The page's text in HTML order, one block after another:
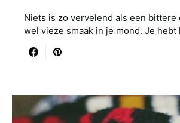
Niets is zo vervelend als een bittere
wel vieze smaak in je mond. Je